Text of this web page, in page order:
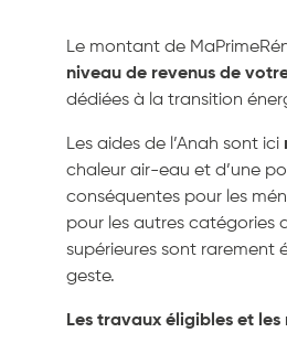
Le montant de
niveau de revenus de
dédiées à la transition
Les aides de l’Anah sont ici
chaleur air-eau et d’une
conséquentes pour les
pour les autres catégories
supérieures sont rarement
geste.
Les travaux éligibles et